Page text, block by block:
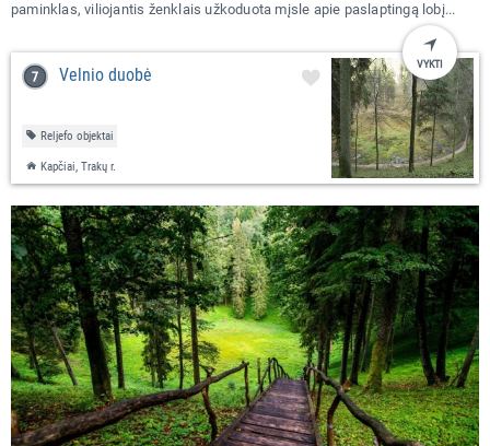
paminklas, viliojantis ženklais užkoduota mįsle apie paslaptingą lobį...
Velnio duobė
Reljefo objektai
Kapčiai, Trakų r.
VYKTI